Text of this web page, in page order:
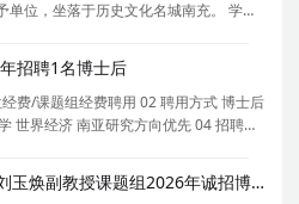
位，坐落于历史文化名城南充。 学科
权一级学科， 20 个硕士学位授权一级
别。 78 个本
招聘1名博士后
费/课题组经费聘用 02 聘用方式 博士后
世界经济 南亚研究方向优先 04 招聘时
05 招聘单位 四川大学-国际关系学院
:
西南交通大学经济管理学院刘玉焕副教授课题组2026年诚招博士后